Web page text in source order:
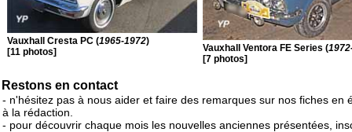
Vauxhall Cresta PC (1965-1972)
[11 photos]
Vauxhall Ventora FE Series (
[7 photos]
Restons en contact
- n'hésitez pas à nous aider et faire des remarques sur nos fiches en
à la rédaction.
- pour découvrir chaque mois les nouvelles anciennes présentées,